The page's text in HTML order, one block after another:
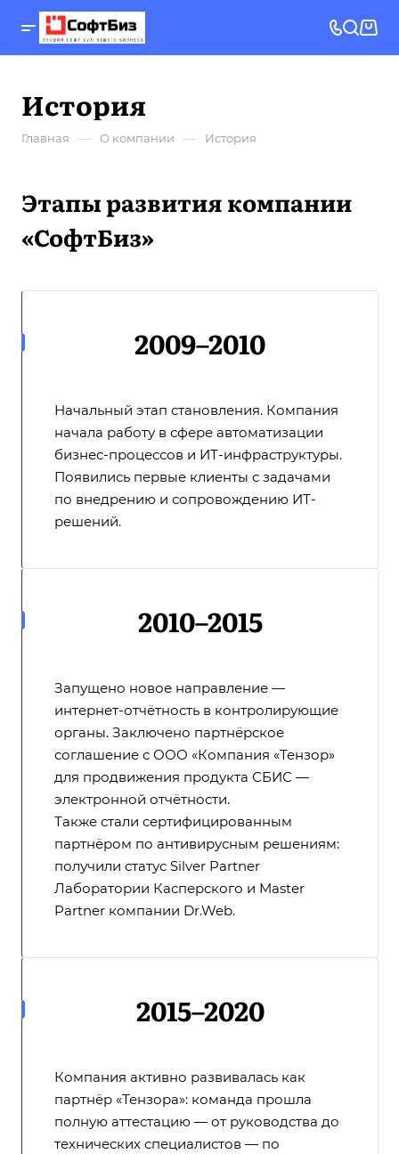
История
Главная — О компании — История
Этапы развития компании
«СофтБиз»
2009–2010
Начальный этап становления. Компания
начала работу в сфере автоматизации
бизнес-процессов и ИТ-инфраструктуры.
Появились первые клиенты с задачами
по внедрению и сопровождению ИТ-
решений.
2010–2015
Запущено новое направление —
интернет-отчётность в контролирующие
органы. Заключено партнёрское
соглашение с ООО «Компания «Тензор»
для продвижения продукта СБИС —
электронной отчётности.
Также стали сертифицированным
партнёром по антивирусным решениям:
получили статус Silver Partner
Лаборатории Касперского и Master
Partner компании Dr.Web.
2015–2020
Компания активно развивалась как
партнёр «Тензора»: команда прошла
полную аттестацию — от руководства до
технических специалистов — по